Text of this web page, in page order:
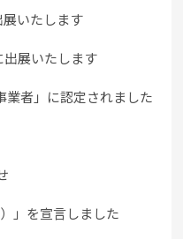
いたします
出展いたします
業者」に認定されました
」を宣言しました